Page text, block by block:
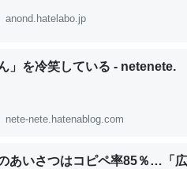
淡水はカルシウムも酸素も不足し
て面白い。海にいる鋏角類（カブ
【研究発表】昆虫学の大問題＝「昆虫は
anond.hatelabo.jp
」を冷笑している - netenete.
nete-nete.hatenablog.com
あいさつはコピペ率85％…「